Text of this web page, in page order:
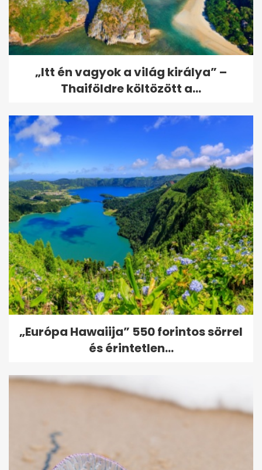
„Itt én vagyok a világ királya” –
Thaiföldre költözött a...
„Európa Hawaiija” 550 forintos sörrel
és érintetlen...